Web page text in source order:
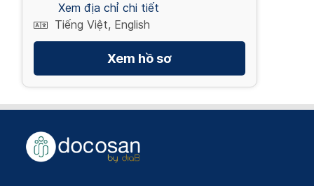
Xem địa chỉ chi tiết
Tiếng Việt, English
Xem hồ sơ